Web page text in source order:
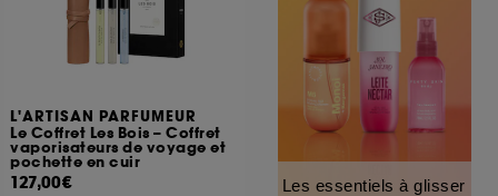
L'ARTISAN PARFUMEUR
Le Coffret Les Bois – Coffret
vaporisateurs de voyage et
pochette en cuir
127,00€
Les essentiels à glisser